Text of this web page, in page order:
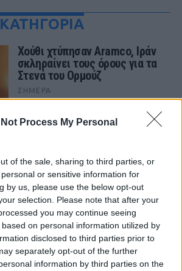
Not Process My Personal
of the sale, sharing to third parties, or
or sensitive information for
by us, please use the below opt-out
selection. Please note that after your
you may continue seeing
on personal information utilized by
disclosed to third parties prior to
separately opt-out of the further
information by third parties on the
Χούθι χτύπησαν Aramco, Ιράν
σκληραίνει τους όρους για τα
Στενά του Ορμούζ
ΣΉΜΕΡΑ
μετά από επίθεση drone - Η Τεχεράνη
απαιτεί αποχώρηση αμερικανικών
Ελικόπτερο προσγειώθηκε στο
Σαρακήνικο για να κάνουν
μπάνιο οι επιβάτες του
ΣΉΜΕΡΑ
Ο επιχειρηματίας από τη Μήλο που
κατέγραψε το περιστατικό μίλησε στον
ΣΚΑΪ και περιέγραψε τι είδε στην
παραλία